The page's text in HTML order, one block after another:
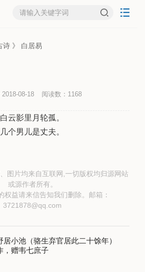
诗 》 白居易
2018-08-18 阅读数： 1168
云影里月轮孤。
个男儿是丈夫。
图片均来自互联网,一切版权均归源网站
或源作者所有。
权益请来信告知我们删除。邮箱：
3721878@qq.com
居小池（骆生弃官居此二十馀年）
，赠韦七庶子